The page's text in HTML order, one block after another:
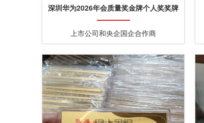
深圳华为2026年会质量奖金牌个人奖奖牌
定制
上市公司和央企国企合作商